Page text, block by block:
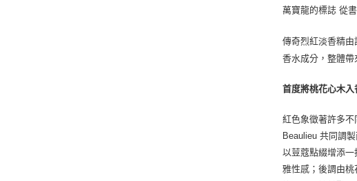
萬寶龍的標誌 從
傳奇烈紅淡香精
香水成分，整體
首度將桃花心木入
紅色象徵著許多
Beaulieu 共同調
以荳蔻點綴增添
雅性感；後調由